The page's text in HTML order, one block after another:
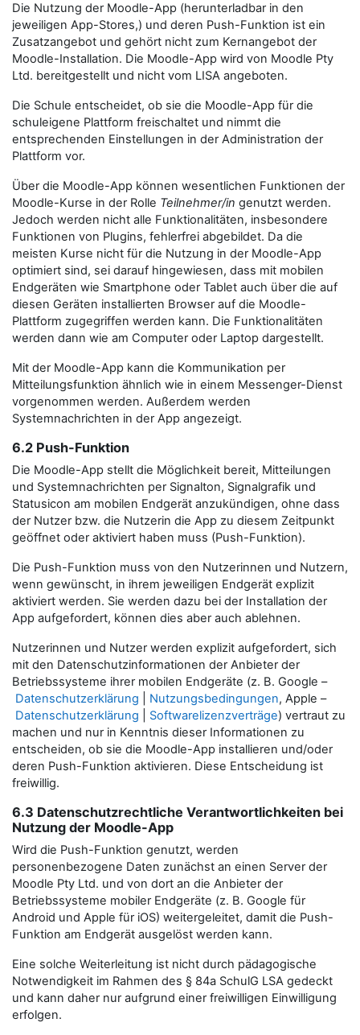
Die Nutzung der Moodle-App (herunterladbar in den
jeweiligen App-Stores,) und deren Push-Funktion ist ein
Zusatzangebot und gehört nicht zum Kernangebot der
Moodle-Installation. Die Moodle-App wird von Moodle Pty
Ltd. bereitgestellt und nicht vom LISA angeboten.
Die Schule entscheidet, ob sie die Moodle-App für die
schuleigene Plattform freischaltet und nimmt die
entsprechenden Einstellungen in der Administration der
Plattform vor.
Über die Moodle-App können wesentlichen Funktionen der
Moodle-Kurse in der Rolle Teilnehmer/in genutzt werden.
Jedoch werden nicht alle Funktionalitäten, insbesondere
Funktionen von Plugins, fehlerfrei abgebildet. Da die
meisten Kurse nicht für die Nutzung in der Moodle-App
optimiert sind, sei darauf hingewiesen, dass mit mobilen
Endgeräten wie Smartphone oder Tablet auch über die auf
diesen Geräten installierten Browser auf die Moodle-
Plattform zugegriffen werden kann. Die Funktionalitäten
werden dann wie am Computer oder Laptop dargestellt.
Mit der Moodle-App kann die Kommunikation per
Mitteilungsfunktion ähnlich wie in einem Messenger-Dienst
vorgenommen werden. Außerdem werden
Systemnachrichten in der App angezeigt.
6.2 Push-Funktion
Die Moodle-App stellt die Möglichkeit bereit, Mitteilungen
und Systemnachrichten per Signalton, Signalgrafik und
Statusicon am mobilen Endgerät anzukündigen, ohne dass
der Nutzer bzw. die Nutzerin die App zu diesem Zeitpunkt
geöffnet oder aktiviert haben muss (Push-Funktion).
Die Push-Funktion muss von den Nutzerinnen und Nutzern,
wenn gewünscht, in ihrem jeweiligen Endgerät explizit
aktiviert werden. Sie werden dazu bei der Installation der
App aufgefordert, können dies aber auch ablehnen.
Nutzerinnen und Nutzer werden explizit aufgefordert, sich
mit den Datenschutzinformationen der Anbieter der
Betriebssysteme ihrer mobilen Endgeräte (z. B. Google –
Datenschutzerklärung
Nutzungsbedingungen, Apple –
Datenschutzerklärung
Softwarelizenzverträge) vertraut zu
machen und nur in Kenntnis dieser Informationen zu
entscheiden, ob sie die Moodle-App installieren und/oder
deren Push-Funktion aktivieren. Diese Entscheidung ist
freiwillig.
6.3 Datenschutzrechtliche Verantwortlichkeiten bei
Nutzung der Moodle-App
Wird die Push-Funktion genutzt, werden
personenbezogene Daten zunächst an einen Server der
Moodle Pty Ltd. und von dort an die Anbieter der
Betriebssysteme mobiler Endgeräte (z. B. Google für
Android und Apple für iOS) weitergeleitet, damit die Push-
Funktion am Endgerät ausgelöst werden kann.
Eine solche Weiterleitung ist nicht durch pädagogische
Notwendigkeit im Rahmen des § 84a SchulG LSA gedeckt
und kann daher nur aufgrund einer freiwilligen Einwilligung
erfolgen.